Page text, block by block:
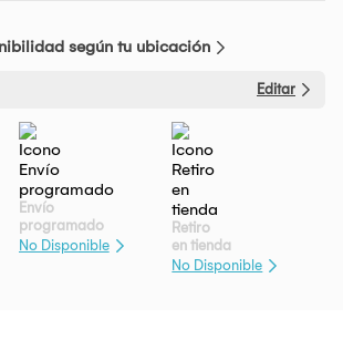
según tu ubicación
Editar
Envío
programado
No Disponible
Retiro
en tienda
No Disponible